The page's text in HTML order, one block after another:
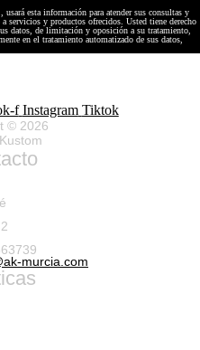
esta información para atender sus consultas y
servicios y productos ofrecidos. Usted tiene derecho
datos, de limitación y oposición a su tratamiento,
en el tratamiento automatizado de sus datos,
f Instagram Tiktok
© 2026
murcia.com